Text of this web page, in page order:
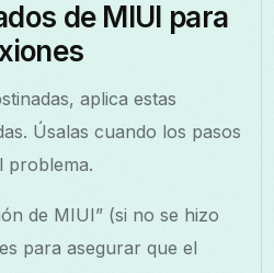
de MIUI para
aplica estas
Úsalas cuando los pasos
problema.
de MIUI” (si no se hizo
para asegurar que el